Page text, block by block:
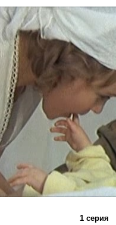
1 серия